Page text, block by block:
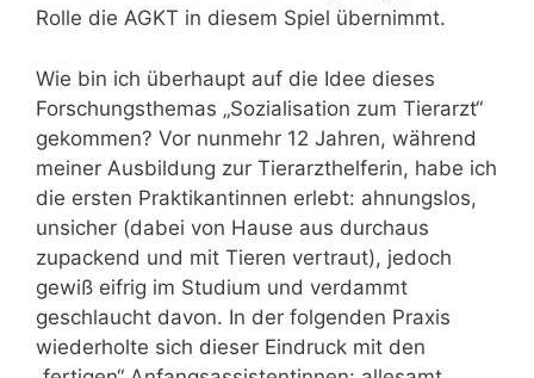
Rolle die AGKT in diesem Spiel übernimmt.
Wie bin ich überhaupt auf die Idee dieses
Forschungsthemas „Sozialisation zum Tierarzt“
gekommen? Vor nunmehr 12 Jahren, während
meiner Ausbildung zur Tierarzthelferin, habe ich
die ersten Praktikantinnen erlebt: ahnungslos,
unsicher (dabei von Hause aus durchaus
zupackend und mit Tieren vertraut), jedoch
gewiß eifrig im Studium und verdammt
geschlaucht davon. In der folgenden Praxis
wiederholte sich dieser Eindruck mit den